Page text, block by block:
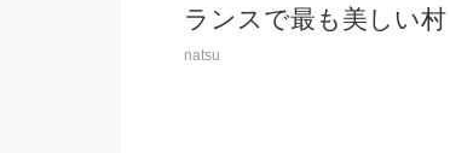
ランスで最も美しい村
natsu